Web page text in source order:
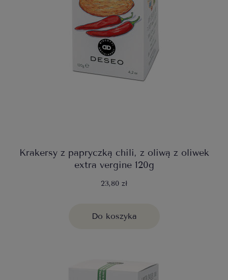
Krakersy z papryczką chili, z oliwą z oliwek
extra vergine 120g
23,80 zł
Do koszyka